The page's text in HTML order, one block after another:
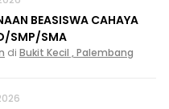
BEASISWA CAHAYA
SMP/SMA
di Bukit Kecil , Palembang